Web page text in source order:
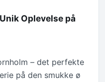
Oplevelse på
– det perfekte
på den smukke ø